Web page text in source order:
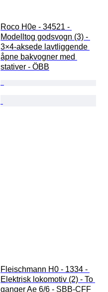
Roco H0e - 34521 -
Modelltog godsvogn (3) -
3×4-aksede lavtliggende
åpne bakvogner med
stativer - ÖBB
Fleischmann H0 - 1334 -
Elektrisk lokomotiv (2) - To
ganger Ae 6/6 - SBB-CFF